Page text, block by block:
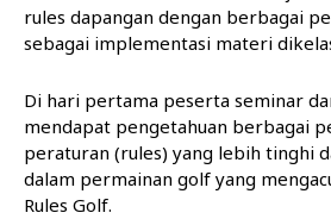
rules dapangan dengan berbagai
sebagai implementasi materi
Di hari pertama peserta seminar
mendapat pengetahuan berbagai
peraturan (rules) yang lebih tinghi
dalam permainan golf yang
Rules Golf.